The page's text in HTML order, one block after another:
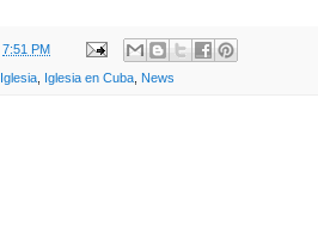
7:51 PM
Iglesia Iglesia en Cuba News